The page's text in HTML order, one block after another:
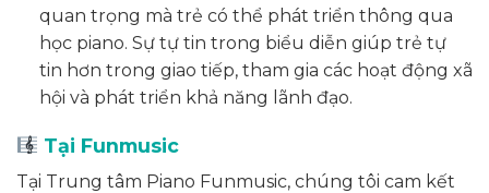
quan trọng mà trẻ có thể phát triển thông qua
học piano. Sự tự tin trong biểu diễn giúp trẻ tự
tin hơn trong giao tiếp, tham gia các hoạt động xã
hội và phát triển khả năng lãnh đạo.
Tại Funmusic
Tại Trung tâm Piano Funmusic, chúng tôi cam kết